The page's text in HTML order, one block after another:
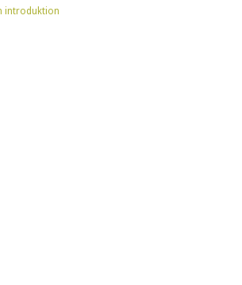
introduktion